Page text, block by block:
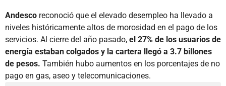
Andesco reconoció que el elevado desempleo ha llevado a
niveles históricamente altos de morosidad en el pago de los
servicios. Al cierre del año pasado, el 27% de los usuarios de
energía estaban colgados y la cartera llegó a 3.7 billones
de pesos. También hubo aumentos en los porcentajes de no
pago en gas, aseo y telecomunicaciones.